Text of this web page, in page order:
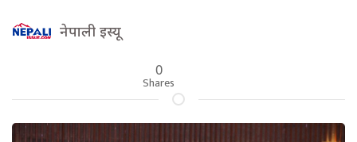
नेपाली इस्यू
0
Shares